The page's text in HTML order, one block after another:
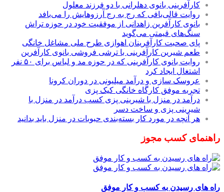
کارآفرینی بانوی دهلرانی با دو فرزند معلول
روایت قالی‌بافی که رج به رج آرزوهایش را می‌بافد
بانوی کارآفرین زاهدانی از موفقیت خود در حوزه تراش
سنگ‌های قیمتی می‌گوید
پای صحبت کارآفرینان اهوازی طرح ملی مشاغل خانگی
طعم شیرین کارآفرینی با ترشی فروشی بانوی کارآفرین
روایت بانوی کارآفرینی که در حوزه مد و لباس برای ۵۰ نفر
اشتغال ایجاد کرد
عروسک سازی و درآمد میلیونی در دوران کرونا
تجربه موفق کارگاه خانگی کیک پزی
درآمد در منزل با شیرینی پزی کسب درآمد در منزل با
شیرینی پزی و ساخت دسر
هر آنچه در مورد کار بسته‌بندی حبوبات در منزل باید بدانید
راهنمای کسب مجوز
راه های رسیدن به کسب و کار موفق